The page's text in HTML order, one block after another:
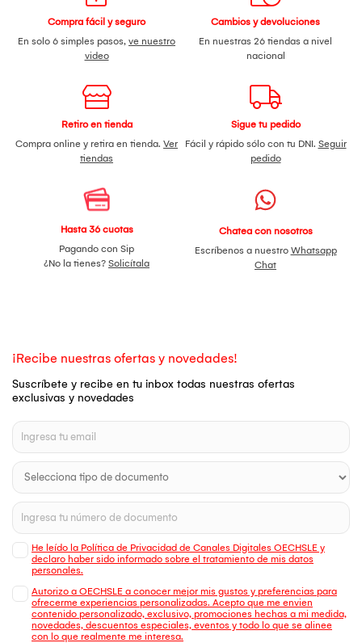
Compra fácil y seguro
En solo 6 simples pasos, ve nuestro
video
Cambios y devoluciones
En nuestras 26 tiendas a nivel
nacional
Retiro en tienda
Compra online y retira en tienda. Ver
tiendas
Sigue tu pedido
Fácil y rápido sólo con tu DNI. Seguir
pedido
Hasta 36 cuotas
Pagando con Sip
¿No la tienes? Solicítala
Chatea con nosotros
Escríbenos a nuestro Whatsapp
Chat
¡Recibe nuestras ofertas y novedades!
Suscríbete y recibe en tu inbox todas nuestras ofertas
exclusivas y novedades
He leído la Política de Privacidad de Canales Digitales OECHSLE y
declaro haber sido informado sobre el tratamiento de mis datos
personales.
Autorizo a OECHSLE a conocer mejor mis gustos y preferencias para
ofrecerme experiencias personalizadas. Acepto que me envien
contenido personalizado, exclusivo, promociones hechas a mi medida,
novedades, descuentos especiales, eventos y todo lo que se alinee
con lo que realmente me interesa.